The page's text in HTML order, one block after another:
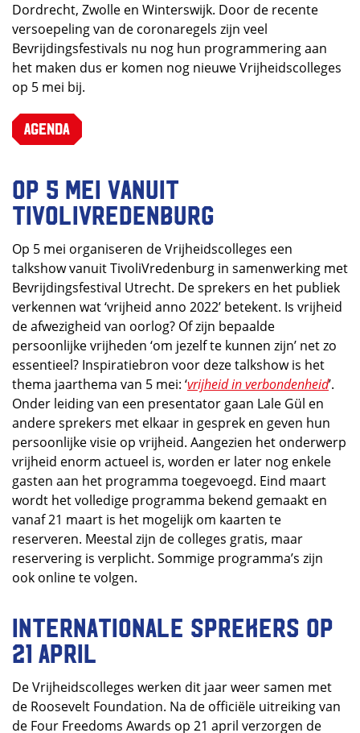
Dordrecht, Zwolle en Winterswijk. Door de recente
versoepeling van de coronaregels zijn veel
Bevrijdingsfestivals nu nog hun programmering aan
het maken dus er komen nog nieuwe Vrijheidscolleges
op 5 mei bij.
Agenda
Op 5 mei vanuit
TivoliVredenburg
Op 5 mei organiseren de Vrijheidscolleges een
talkshow vanuit TivoliVredenburg in samenwerking met
Bevrijdingsfestival Utrecht. De sprekers en het publiek
verkennen wat ‘vrijheid anno 2022’ betekent. Is vrijheid
de afwezigheid van oorlog? Of zijn bepaalde
persoonlijke vrijheden ‘om jezelf te kunnen zijn’ net zo
essentieel? Inspiratiebron voor deze talkshow is het
thema jaarthema van 5 mei: ‘vrijheid in verbondenheid’.
Onder leiding van een presentator gaan Lale Gül en
andere sprekers met elkaar in gesprek en geven hun
persoonlijke visie op vrijheid. Aangezien het onderwerp
vrijheid enorm actueel is, worden er later nog enkele
gasten aan het programma toegevoegd. Eind maart
wordt het volledige programma bekend gemaakt en
vanaf 21 maart is het mogelijk om kaarten te
reserveren. Meestal zijn de colleges gratis, maar
reservering is verplicht. Sommige programma’s zijn
ook online te volgen.
Internationale sprekers op
21 april
De Vrijheidscolleges werken dit jaar weer samen met
de Roosevelt Foundation. Na de officiële uitreiking van
de Four Freedoms Awards op 21 april verzorgen de